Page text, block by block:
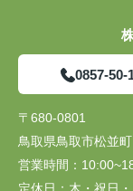
0857-50-
〒680-0801
鳥取県鳥取市松並
営業時間：